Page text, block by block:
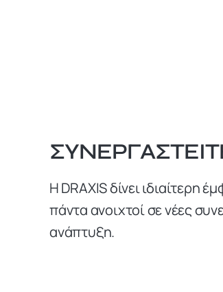
Η DRAXIS δίνει ιδιαίτερη
πάντα ανοιχτοί σε νέες
ανάπτυξη.